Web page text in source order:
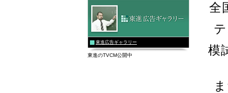
全
模
東進広告ギャラリー
東進のTVCM公開中